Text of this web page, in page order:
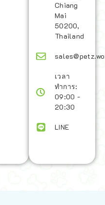
Chiang
Mai
50200,
Thailand
เวลา
ทำการ:
09:00 -
20:30
LINE